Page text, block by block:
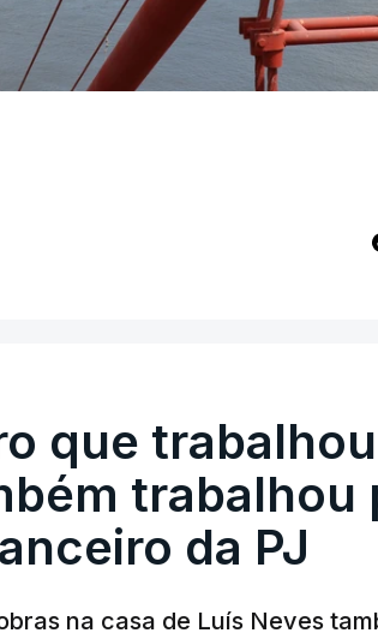
que
trabalhou
da PJ
na casa de Luís Neves